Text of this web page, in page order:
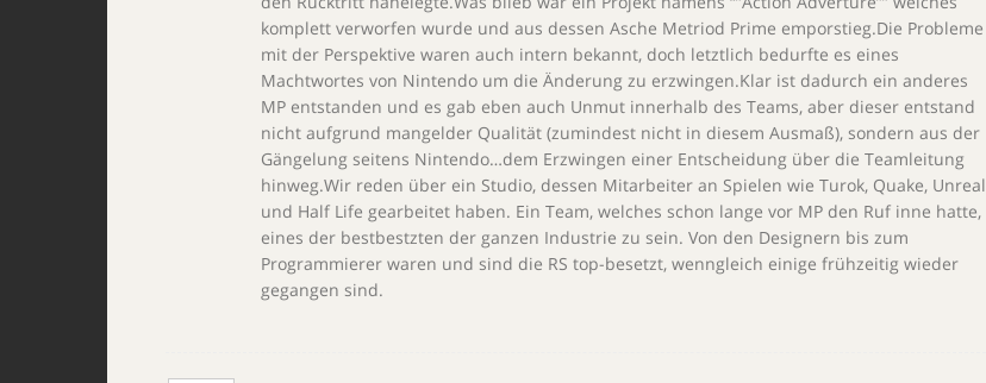
komplett verworfen wurde und aus dessen Asche Metriod Prime emporstieg.Die Probleme
mit der Perspektive waren auch intern bekannt, doch letztlich bedurfte es eines
Machtwortes von Nintendo um die Änderung zu erzwingen.Klar ist dadurch ein anderes
MP entstanden und es gab eben auch Unmut innerhalb des Teams, aber dieser entstand
nicht aufgrund mangelder Qualität (zumindest nicht in diesem Ausmaß), sondern aus der
Gängelung seitens Nintendo…dem Erzwingen einer Entscheidung über die Teamleitung
hinweg.Wir reden über ein Studio, dessen Mitarbeiter an Spielen wie Turok, Quake, Unreal
und Half Life gearbeitet haben. Ein Team, welches schon lange vor MP den Ruf inne hatte,
eines der bestbestzten der ganzen Industrie zu sein. Von den Designern bis zum
Programmierer waren und sind die RS top-besetzt, wenngleich einige frühzeitig wieder
gegangen sind.